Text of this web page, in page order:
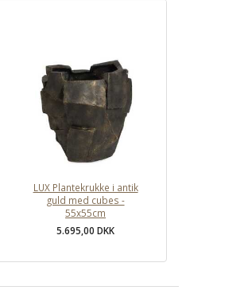
LUX Plantekrukke i antik
guld med cubes -
55x55cm
5.695,00 DKK